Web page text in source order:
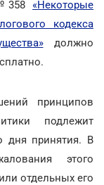
«Некоторые
кодекса
должно
принципов
подлежит
дня принятия. В
этого
отдельных его